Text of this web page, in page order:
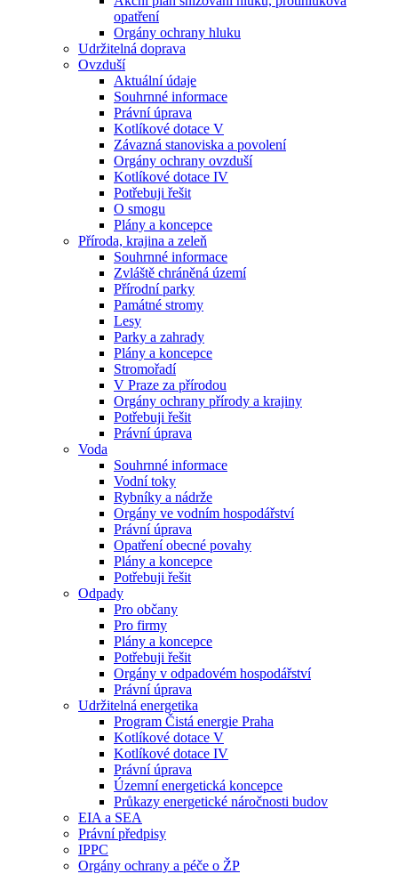
opatření
Orgány ochrany hluku
Udržitelná doprava
Ovzduší
Aktuální údaje
Souhrnné informace
Právní úprava
Kotlíkové dotace V
Závazná stanoviska a povolení
Orgány ochrany ovzduší
Kotlíkové dotace IV
Potřebuji řešit
O smogu
Plány a koncepce
Příroda, krajina a zeleň
Souhrnné informace
Zvláště chráněná území
Přírodní parky
Památné stromy
Lesy
Parky a zahrady
Plány a koncepce
Stromořadí
V Praze za přírodou
Orgány ochrany přírody a krajiny
Potřebuji řešit
Právní úprava
Voda
Souhrnné informace
Vodní toky
Rybníky a nádrže
Orgány ve vodním hospodářství
Právní úprava
Opatření obecné povahy
Plány a koncepce
Potřebuji řešit
Odpady
Pro občany
Pro firmy
Plány a koncepce
Potřebuji řešit
Orgány v odpadovém hospodářství
Právní úprava
Udržitelná energetika
Program Čistá energie Praha
Kotlíkové dotace V
Kotlíkové dotace IV
Právní úprava
Územní energetická koncepce
Průkazy energetické náročnosti budov
EIA a SEA
Právní předpisy
IPPC
Orgány ochrany a péče o ŽP